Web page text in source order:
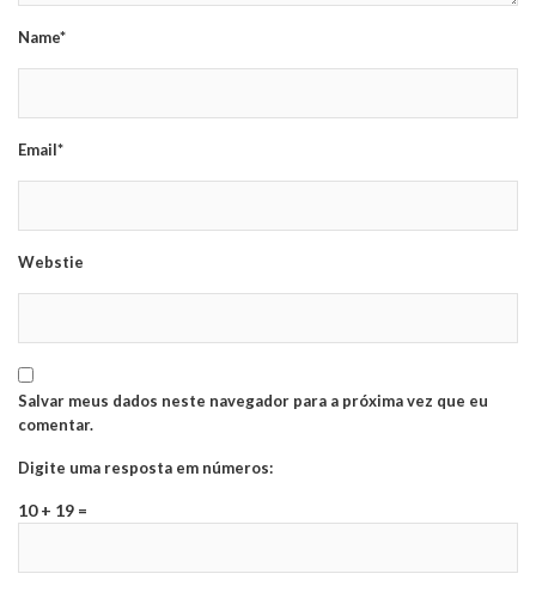
Name*
Email*
Webstie
Salvar meus dados neste navegador para a próxima vez que eu
comentar.
Digite uma resposta em números:
10 + 19 =